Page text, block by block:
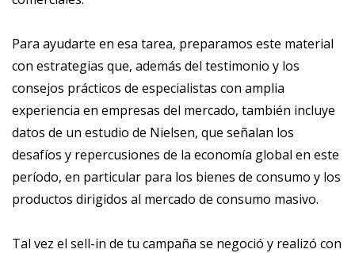
Para ayudarte en esa tarea, preparamos este material
con estrategias que, además del testimonio y los
consejos prácticos de especialistas con amplia
experiencia en empresas del mercado, también incluye
datos de un estudio de Nielsen, que señalan los
desafíos y repercusiones de la economía global en este
período, en particular para los bienes de consumo y los
productos dirigidos al mercado de consumo masivo.
Tal vez el sell-in de tu campaña se negoció y realizó con